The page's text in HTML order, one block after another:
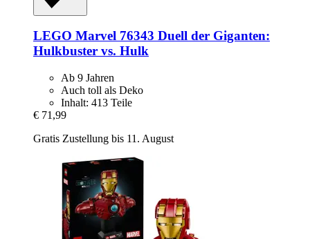
LEGO Marvel 76343 Duell der Giganten:
Hulkbuster vs. Hulk
Ab 9 Jahren
Auch toll als Deko
Inhalt: 413 Teile
€ 71,99
Gratis Zustellung bis 11. August